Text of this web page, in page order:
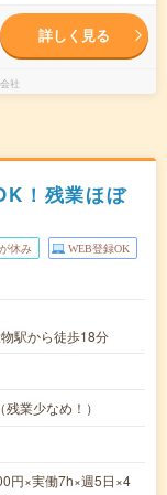
詳しく見る
社
！残業ほぼ
休み WEB登録OK
駅から徒歩18分
業少なめ！）
円×実働7h×週5日×4